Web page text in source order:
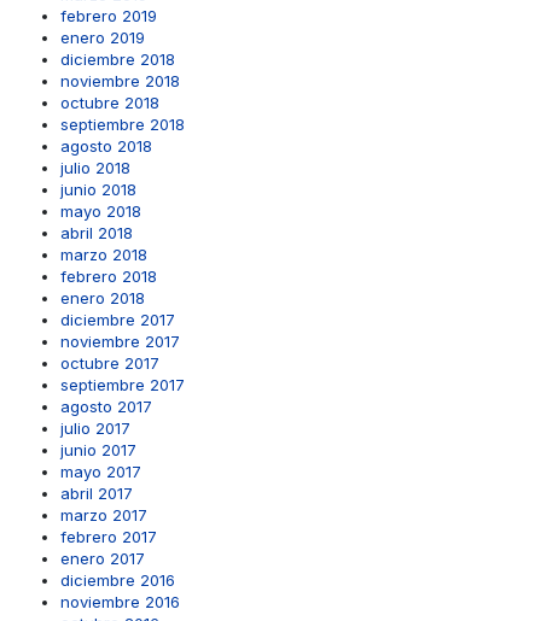
febrero 2019
enero 2019
diciembre 2018
noviembre 2018
octubre 2018
septiembre 2018
agosto 2018
julio 2018
junio 2018
mayo 2018
abril 2018
marzo 2018
febrero 2018
enero 2018
diciembre 2017
noviembre 2017
octubre 2017
septiembre 2017
agosto 2017
julio 2017
junio 2017
mayo 2017
abril 2017
marzo 2017
febrero 2017
enero 2017
diciembre 2016
noviembre 2016